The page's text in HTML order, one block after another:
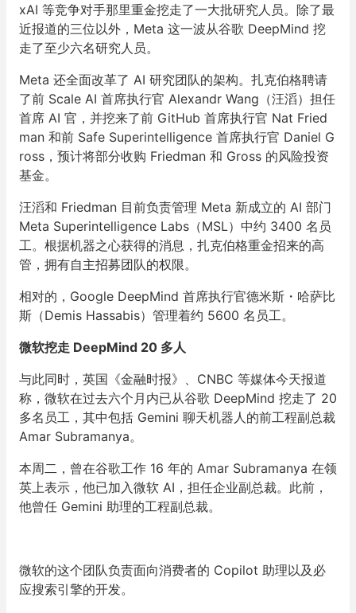
xAI 等竞争对手那里重金挖走了一大批研究人员。除了最
近报道的三位以外，Meta 这一波从谷歌 DeepMind 挖
走了至少六名研究人员。
Meta 还全面改革了 AI 研究团队的架构。扎克伯格聘请
了前 Scale AI 首席执行官 Alexandr Wang（汪滔）担任
首席 AI 官，并挖来了前 GitHub 首席执行官 Nat Fried
man 和前 Safe Superintelligence 首席执行官 Daniel G
ross，预计将部分收购 Friedman 和 Gross 的风险投资
基金。
汪滔和 Friedman 目前负责管理 Meta 新成立的 AI 部门
Meta Superintelligence Labs（MSL）中约 3400 名员
工。根据机器之心获得的消息，扎克伯格重金招来的高
管，拥有自主招募团队的权限。
相对的，Google DeepMind 首席执行官德米斯・哈萨比
斯（Demis Hassabis）管理着约 5600 名员工。
微软挖走 DeepMind 20 多人
与此同时，英国《金融时报》、CNBC 等媒体今天报道
称，微软在过去六个月内已从谷歌 DeepMind 挖走了 20
多名员工，其中包括 Gemini 聊天机器人的前工程副总裁
Amar Subramanya。
本周二，曾在谷歌工作 16 年的 Amar Subramanya 在领
英上表示，他已加入微软 AI，担任企业副总裁。此前，
他曾任 Gemini 助理的工程副总裁。
微软的这个团队负责面向消费者的 Copilot 助理以及必
应搜索引擎的开发。